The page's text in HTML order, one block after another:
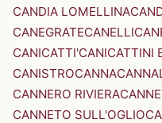
CANDIA LOMELLINA
CANEGRATECANELLI
CANICATTI'CANICATTINI
CANISTROCANNA
CANNERO RIVIERA
CANNETO SULL'OGLIO